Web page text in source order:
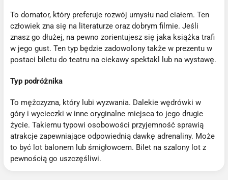
To domator, który preferuje rozwój umysłu nad ciałem. Ten
człowiek zna się na literaturze oraz dobrym filmie. Jeśli
znasz go dłużej, na pewno zorientujesz się jaka książka trafi
w jego gust. Ten typ będzie zadowolony także w prezentu w
postaci biletu do teatru na ciekawy spektakl lub na wystawę.
Typ podróżnika
To mężczyzna, który lubi wyzwania. Dalekie wędrówki w
góry i wycieczki w inne oryginalne miejsca to jego drugie
życie. Takiemu typowi osobowości przyjemność sprawią
atrakcje zapewniające odpowiednią dawkę adrenaliny. Może
to być lot balonem lub śmigłowcem. Bilet na szalony lot z
pewnością go uszczęśliwi.